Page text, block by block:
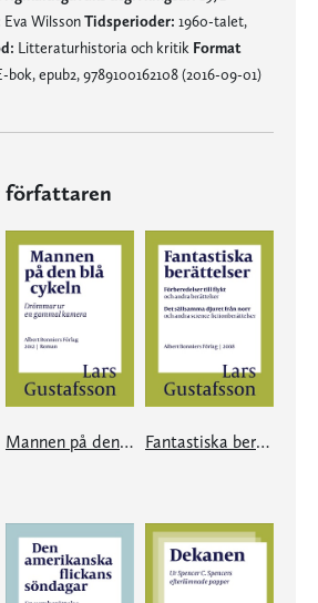
Eva WilssonTidsperioder: 1960-talet,
Litteraturhistoria och kritik Format
bok, epub2, 9789100162108 (2016-09-01)
författaren
Mannen på den blå cykeln Fantastiska berättelser